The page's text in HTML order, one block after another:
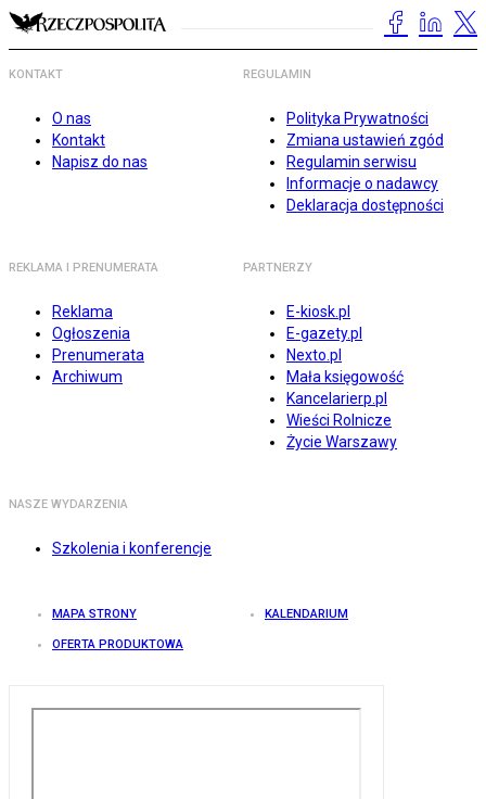
KONTAKT
O nas
Kontakt
Napisz do nas
REGULAMIN
Polityka Prywatności
Zmiana ustawień zgód
Regulamin serwisu
Informacje o nadawcy
Deklaracja dostępności
REKLAMA I PRENUMERATA
Reklama
Ogłoszenia
Prenumerata
Archiwum
PARTNERZY
E-kiosk.pl
E-gazety.pl
Nexto.pl
Mała księgowość
Kancelarierp.pl
Wieści Rolnicze
Życie Warszawy
NASZE WYDARZENIA
Szkolenia i konferencje
MAPA STRONY KALENDARIUM
OFERTA PRODUKTOWA